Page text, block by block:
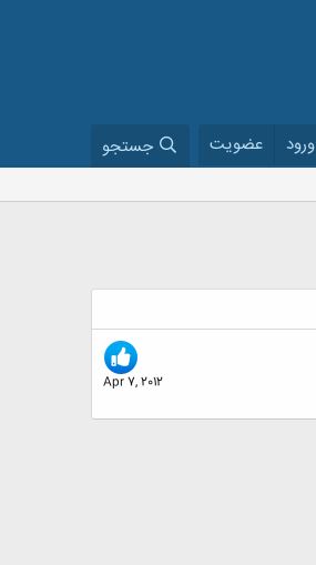
ورود عضویت جستجو
Apr 7, 2012